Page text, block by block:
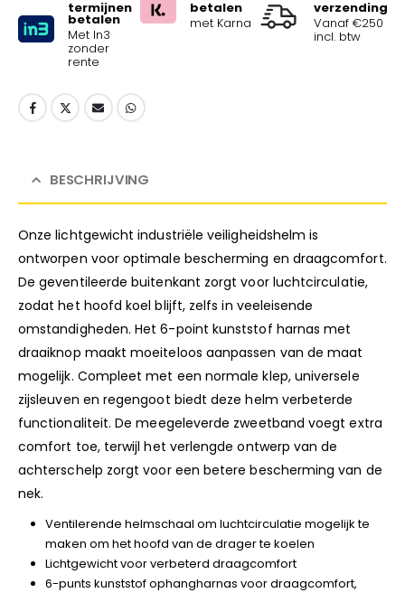
termijnen
betalen
Met In3
zonder
rente
betalen
met Karna
verzending
Vanaf €250
incl. btw
BESCHRIJVING
Onze lichtgewicht industriële veiligheidshelm is
ontworpen voor optimale bescherming en draagcomfort.
De geventileerde buitenkant zorgt voor luchtcirculatie,
zodat het hoofd koel blijft, zelfs in veeleisende
omstandigheden. Het 6-point kunststof harnas met
draaiknop maakt moeiteloos aanpassen van de maat
mogelijk. Compleet met een normale klep, universele
zijsleuven en regengoot biedt deze helm verbeterde
functionaliteit. De meegeleverde zweetband voegt extra
comfort toe, terwijl het verlengde ontwerp van de
achterschelp zorgt voor een betere bescherming van de
nek.
Ventilerende helmschaal om luchtcirculatie mogelijk te
maken om het hoofd van de drager te koelen
Lichtgewicht voor verbeterd draagcomfort
6-punts kunststof ophangharnas voor draagcomfort,